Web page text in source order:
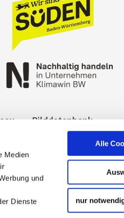
Medien
und
Dienste
Alle
nur
Bilddatenbank